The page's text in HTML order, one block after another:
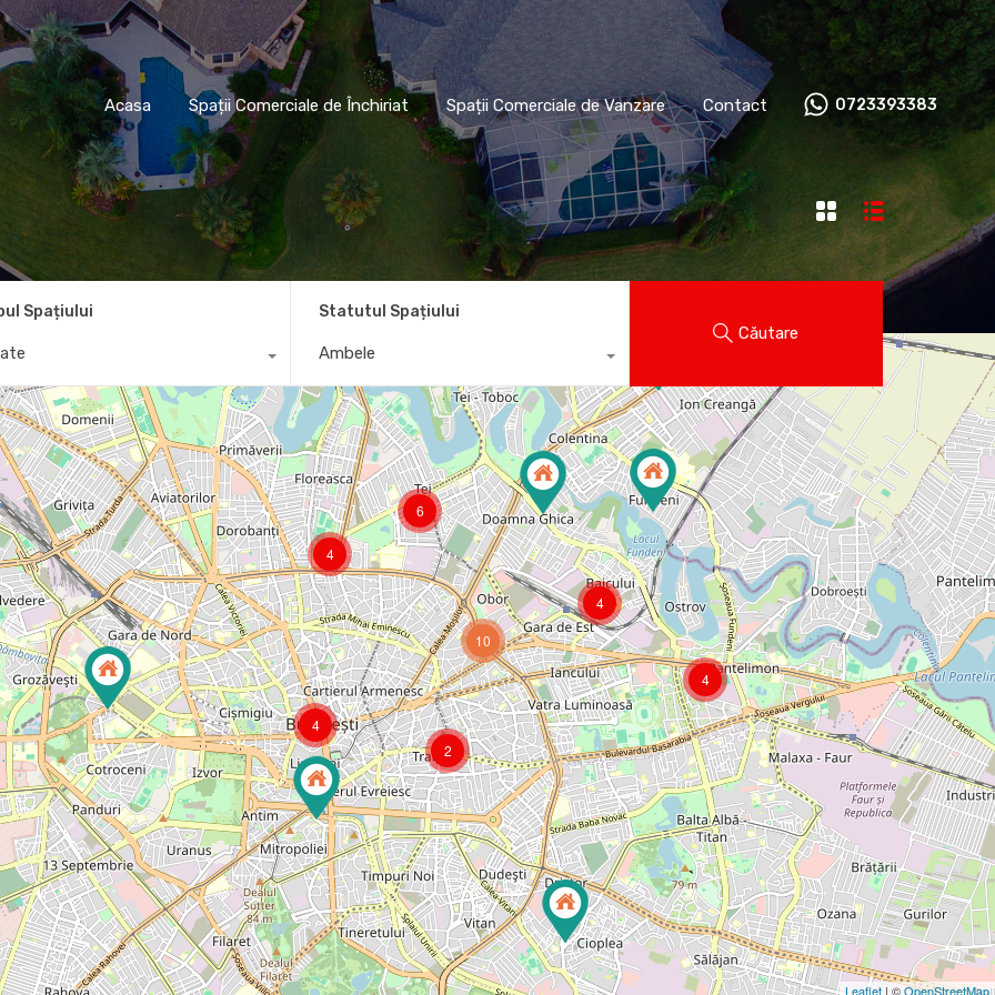
Acasa Spații Comerciale de Închiriat Spații Comerciale de Vanzare Contact 0723393383
Acasa Spații Comerciale de Închiriat Spații Comerciale de Vanzare Contact 0723393383
Spațiului Statutul Spațiului
Ambele
Căutare
4
6
4
4
4
10
2
Leaflet | ©OpenStreetMap